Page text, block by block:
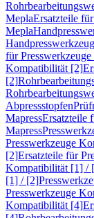
MeplaErsatzteile
Mepla
für
Kompatibilität [2]
[2]
Abpressstopfen
MapressErsatzteile
Mapress
Presswerkzeuge
[2]Ersatzteile für
Kompatibilität [1] /
[1] / [2]
Presswerkzeuge
Kompatibilität [4]